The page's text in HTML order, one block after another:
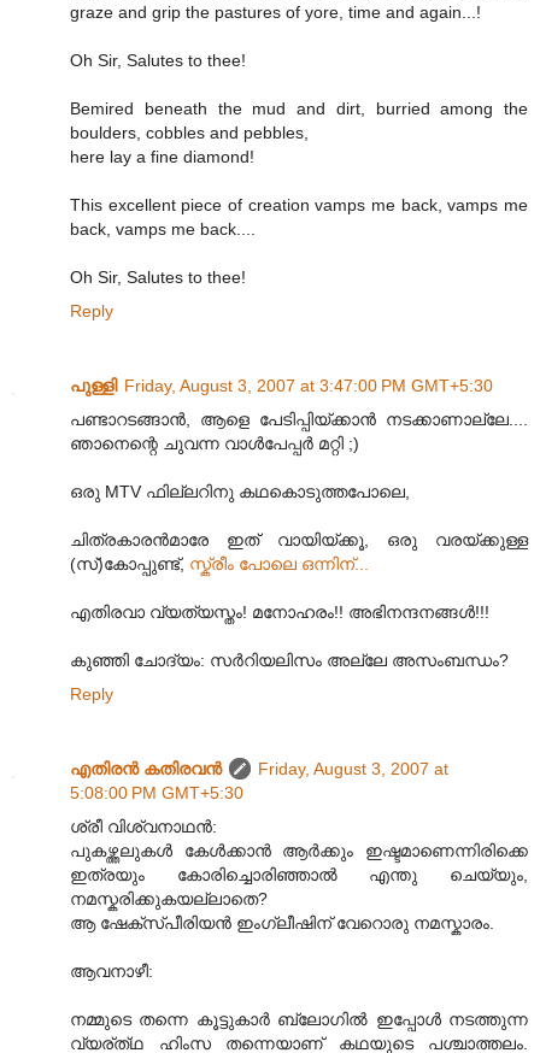
graze and grip the pastures of yore, time and again...!
Oh Sir, Salutes to thee!
Bemired beneath the mud and dirt, burried among the
boulders, cobbles and pebbles,
here lay a fine diamond!
This excellent piece of creation vamps me back, vamps me
back, vamps me back....
Oh Sir, Salutes to thee!
Reply
പുള്ളി Friday, August 3, 2007 at 3:47:00 PM GMT+5:30
പണ്ടാറടങ്ങാന്‍, ആളെ പേടിപ്പിയ്ക്കാന്‍ നടക്കാണാല്ലേ....
ഞാനെന്റെ ചുവന്ന വാള്‍പേപ്പര്‍ മറ്റി ;)
ഒരു MTV ഫില്ലറിനു കഥകൊടുത്തപോലെ,
ചിത്രകാരന്‍മാരേ ഇത് വായിയ്ക്കൂ, ഒരു വരയ്ക്കുള്ള
(സ്)കോപ്പുണ്ട്, സ്ക്രീം പോലെ ഒന്നിന്...
എതിരവാ വ്യത്യസ്തം! മനോഹരം!! അഭിനന്ദനങ്ങള്‍!!!
കുഞ്ഞി ചോദ്യം: സര്‍റിയലിസം അല്ലേ അസംബന്ധം?
Reply
എതിരന്‍ കതിരവന്‍
Friday, August 3, 2007 at
5:08:00 PM GMT+5:30
ശ്രീ വിശ്വനാഥന്‍:
പുകഴ്ത്തലുകള്‍ കേള്‍ക്കാന്‍ ആര്‍ക്കും ഇഷ്ടമാണെന്നിരിക്കെ
ഇത്രയും കോരിച്ചൊരിഞ്ഞാല്‍ എന്തു ചെയ്യും,
നമസ്കരിക്കുകയല്ലാതെ?
ആ ഷേക്സ്പീരിയന്‍ ഇംഗ്ലീഷിന് വേറൊരു നമസ്കാരം.
ആവനാഴീ:
നമ്മുടെ തന്നെ കൂട്ടുകാര്‍ ബ്ലോഗില്‍ ഇപ്പോള്‍ നടത്തുന്ന
വ്യര്ത്‍ഥ ഹിംസ തന്നെയാണ് കഥയുടെ പശ്ചാത്തലം.